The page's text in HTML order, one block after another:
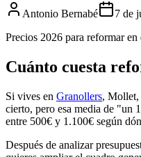
Antonio Bernabé 7 de
Precios 2026 para reformar
Cuánto cuesta
Si vives en Granollers, Mollet,
cierto, pero esa media de "un
entre 500€ y 1.100€ según
Después de analizar